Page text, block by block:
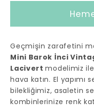
Lacivert
adedi
azaltın
adedi
artırın
Geçmişin zarafetini
Mini Barok İnci
Lacivertmodelimiz ile
hava katın. El yapımı
bilekliğimiz, asaletin
kombinlerinize renk